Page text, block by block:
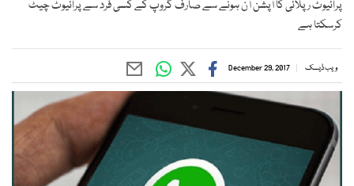
پرائیوٹ رپلائی کا آپشن آن ہونے سے صارف گروپ کے کسی فرد سے پرائیوٹ چیٹ
کرسکتا ہے
ویب ڈیسک December 29, 2017